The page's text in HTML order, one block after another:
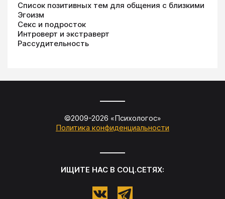
Список позитивных тем для общения с близкими
Эгоизм
Секс и подросток
Интроверт и экстраверт
Рассудительность
©2009-2026 «Психологос»
Политика конфиденциальности
ИЩИТЕ НАС В СОЦ.СЕТЯХ: